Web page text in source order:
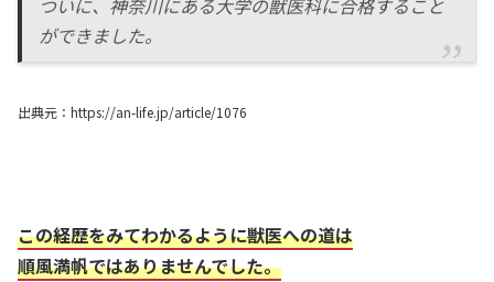
ついに、神奈川にある大学の獣医科に合格すること
ができました。
出典元：https://an-life.jp/article/1076
この経歴をみてわかるように獣医への道は
順風満帆ではありませんでした。